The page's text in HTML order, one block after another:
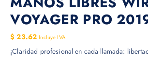
VOYAGER PRO
$ 23.62 Incluye IVA
¡Claridad profesional en cada llamada: